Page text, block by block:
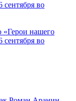
нашего
во